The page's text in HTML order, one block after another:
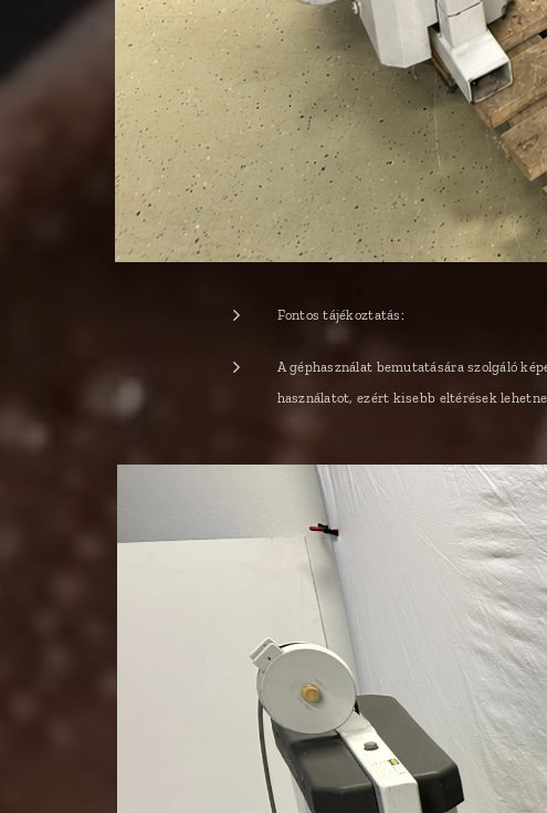
Fontos tájékoztatás:
A géphasználat bemutatására szolgáló
használatot, ezért kisebb eltérések